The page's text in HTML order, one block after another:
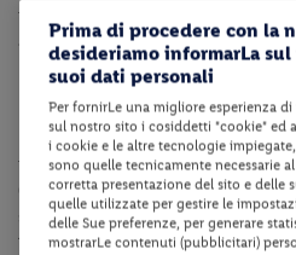
rappresenta un ottimo punto di
appieno le bellezze dell’estate
Dotazioni della
La struttura dispone di reception
piscine coperte (di cui una con
(conscivolo ad acqua nella piscina
sedie a sdraio fino ad esaurimento,
12 anni), sala fitness, parcheggio fino
Prima di procedere con la
desideriamo informarLa
suoi dati personali
Per fornirLe una migliore esperienza
sul nostro sito i cosiddetti "cookie" ed
i cookie e le altre tecnologie
sono quelle tecnicamente necessarie
corretta presentazione del sito e delle
quelle utilizzate per gestire le
delle Sue preferenze, per generare
mostrarLe contenuti (pubblicitari)